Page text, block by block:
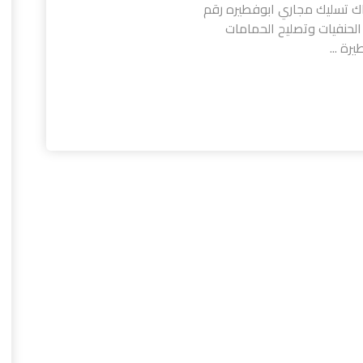
تسليك مجاري ابوفطيره رقم
وتصليح الحمامات
...